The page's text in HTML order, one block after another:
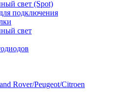
свет (Spot)
подключения
свет
Rover/Peugeot/Citroen